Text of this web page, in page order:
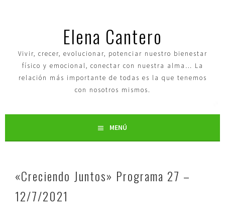
Elena Cantero
Vivir, crecer, evolucionar, potenciar nuestro bienestar
físico y emocional, conectar con nuestra alma… La
relación más importante de todas es la que tenemos
con nosotros mismos.
MENÚ
«Creciendo Juntos» Programa 27 –
12/7/2021